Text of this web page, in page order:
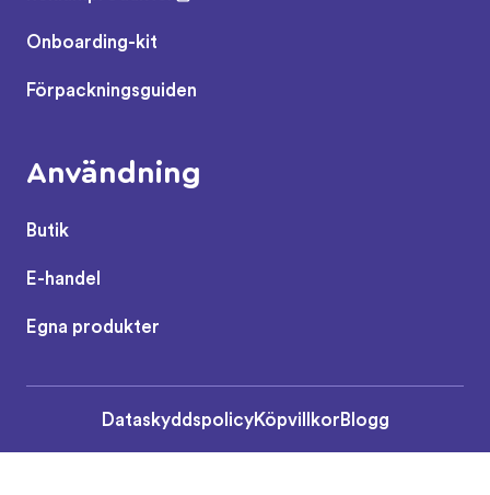
Onboarding-kit
Förpackningsguiden
Användning
Butik
E-handel
Egna produkter
DataskyddspolicyKöpvillkor Blogg